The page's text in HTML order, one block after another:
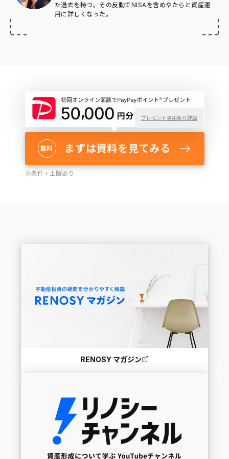
た過去を持つ。その反動でNISAを含めやたらと資産運
用に詳しくなった。
プレゼント適用条件詳細
無料 まずは資料を見てみる
※条件・上限あり
RENOSY マガジン